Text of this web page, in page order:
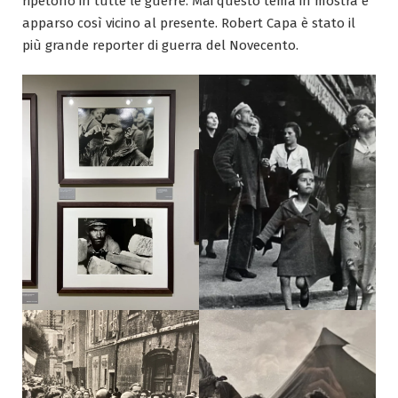
apparso così vicino al presente. Robert Capa è stato il
più grande reporter di guerra del Novecento.